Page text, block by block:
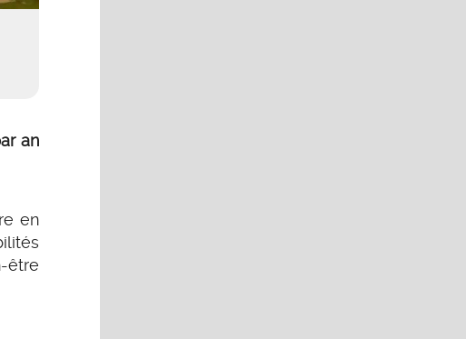
an
en
être